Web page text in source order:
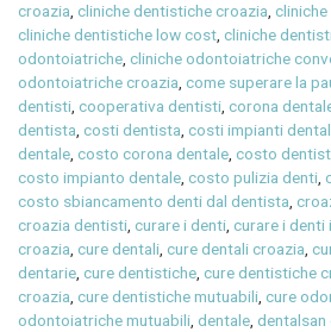
croazia,cliniche dentistiche croazia,
cliniche dentistiche low cost,cliniche
odontoiatriche,cliniche odontoiatriche
odontoiatriche croazia,come superare la
dentisti,cooperativa dentisti,corona
dentista,costi dentista,costi impianti
dentale,costo corona dentale,costo
costo impianto dentale,costo pulizia denti,
costo sbiancamento denti dal dentista,
croazia dentisti,curare i denti,curare i denti
croazia,cure dentali,cure dentali croazia,
dentarie,cure dentistiche,cure dentistiche
croazia,cure dentistiche mutuabili,cure
odontoiatriche mutuabili,dentale,dentalsan